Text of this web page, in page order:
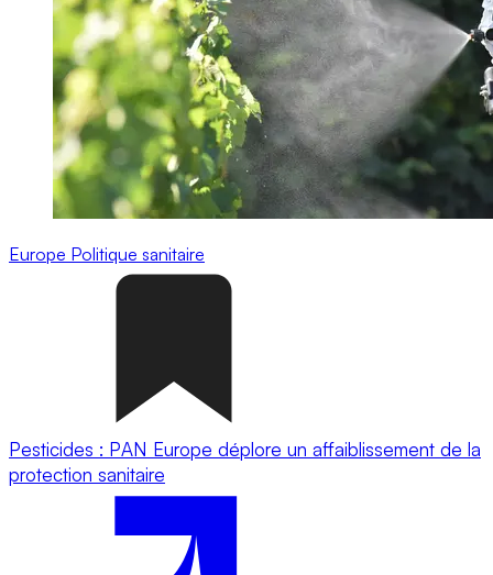
Europe Politique sanitaire
Pesticides : PAN Europe déplore un affaiblissement de la
protection sanitaire